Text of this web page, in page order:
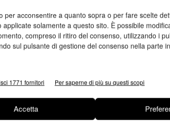
per acconsentire a quanto sopra o per fare scelte
applicate solamente a questo sito. È possibile
compreso il ritiro del consenso, utilizzando i
sul pulsante di gestione del consenso nella parte
1771 fornitori Per saperne di più su questi scopi
Accetta